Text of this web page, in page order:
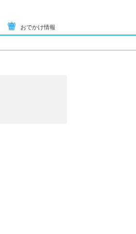
おでかけ情報